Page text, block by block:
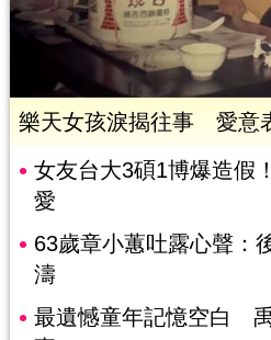
樂天女孩淚揭往事 愛意
女友台大3碩1博爆造假
愛
63歲章小蕙吐露心聲：
濤
最遺憾童年記憶空白